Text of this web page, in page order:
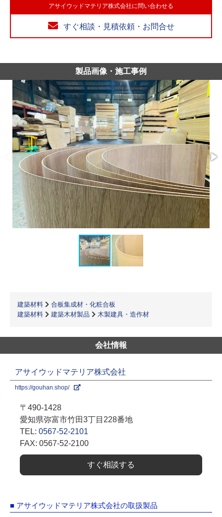
アサイウッドマテリア株式会社に問い合わせる
すぐ相談・見積依頼・お問合せ
製品画像・施工事例
建築材料
合板集成材・化粧合板
建築材料
建築木材製品 木製建具・造作材
会社情報
アサイウッドマテリア株式会社
https://gouhan.shop/
〒490-1428
愛知県弥富市竹田3丁目228番地
TEL: 0567-52-2101
FAX: 0567-52-2100
すぐ相談する
■ アサイウッドマテリア株式会社の取扱製品